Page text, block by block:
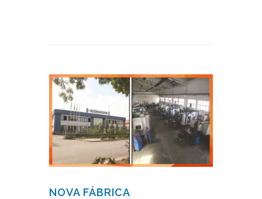
NOVA FÁBRICA